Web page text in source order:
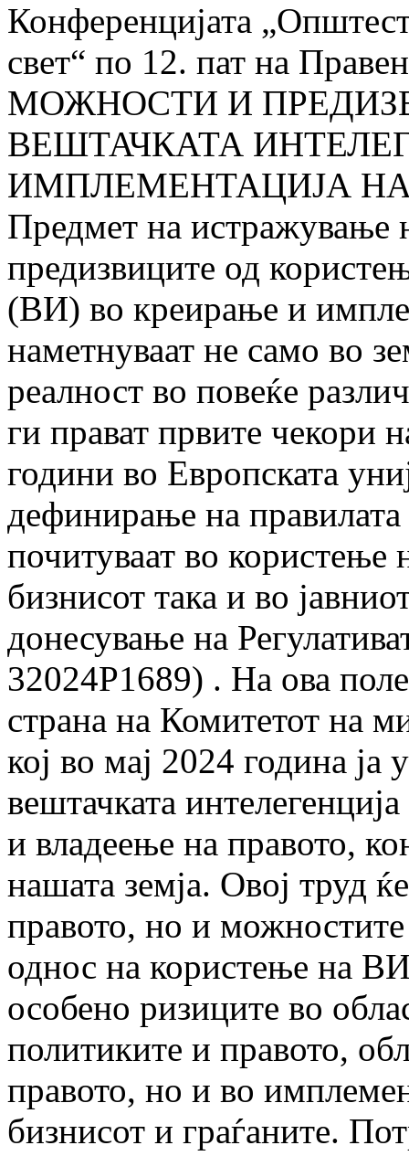
Конференцијата
свет“ по 12. пат на
МОЖНОСТИ И
ВЕШТАЧКАТА
ИМПЛЕМЕНТАЦИЈА НА
Предмет на истражување
предизвиците од
(ВИ) во креирање и
наметнуваат не само во
реалност во повеќе
ги прават првите чекори
години во Европската
дефинирање на
почитуваат во користење
бизнисот така и во
донесување на
32024Р1689) . На ова
страна на Комитетот на
кој во мај 2024 година ја
вештачката
и владеење на правото,
нашата земја. Овој труд
правото, но и
однос на користење на
особено ризиците во
политиките и правото,
правото, но и во
бизнисот и граѓаните.